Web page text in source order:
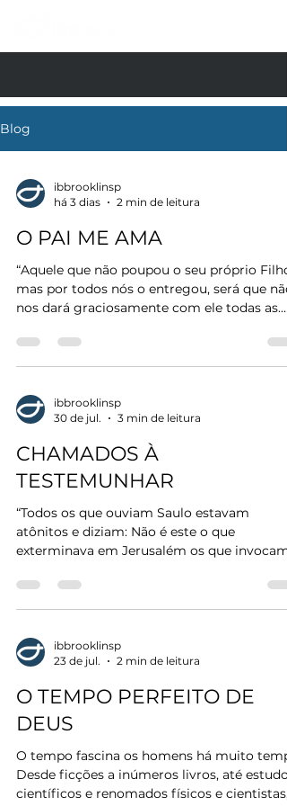
Blog
ibbrooklinsp
há 3 dias
2 min de leitura
O PAI ME AMA
“Aquele que não poupou o seu próprio Filho,
mas por todos nós o entregou, será que não
nos dará graciosamente com ele todas as
domingo de agosto, celebramos o Dia dos
Pais. É tempo de gratidão pelos pais que
tudo, tempo de erguer o coração ao Pai
celestial, de quem vem todo amor
verdadeiro. A Bíblia nos diz que “Deus é
amor”. Essa é a essência do seu ser. E o
com que ele nos ama é eterno: não te
ibbrooklinsp
30 de jul.
3 min de leitura
CHAMADOS À
TESTEMUNHAR
“Todos os que ouviam Saulo estavam
atônitos e diziam: Não é este o que
exterminava em Jerusalém os que invocam
para prender e levá-los aos principais
sacerdotes?” (Atos 9:21) Todos os cristãos
opcional ou à margem da vida cristã. É uma
ordem, um imperativo: “Portanto, vão e
batizando-os em nome do Pai, do Filho e do
Espírito Santo” (Mateus 28:19). Mas, o que
ibbrooklinsp
23 de jul.
2 min de leitura
O TEMPO PERFEITO DE
DEUS
O tempo fascina os homens há muito
Desde ficções a inúmeros livros, até estudos
científicos e renomados físicos e cientistas,